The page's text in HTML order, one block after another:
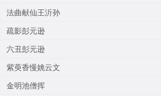
法曲献仙王沂孙
疏影彭元逊
六丑彭元逊
紫萸香慢姚云文
金明池僧挥